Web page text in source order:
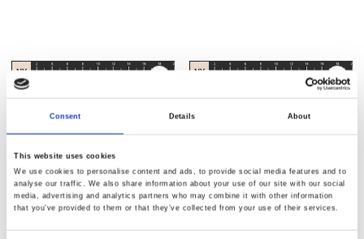
Consent Details About
This website uses cookies
We use cookies to personalise content and ads, to provide social media features and to
analyse our traffic. We also share information about your use of our site with our social
media, advertising and analytics partners who may combine it with other information
that you’ve provided to them or that they’ve collected from your use of their services.
NY NY